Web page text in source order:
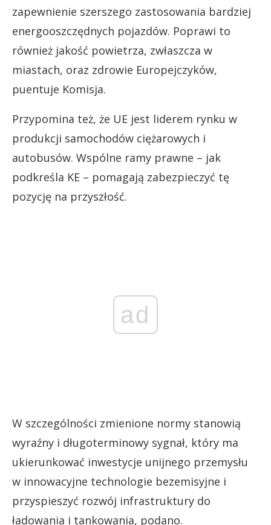
zapewnienie szerszego zastosowania bardziej
energooszczędnych pojazdów. Poprawi to
również jakość powietrza, zwłaszcza w
miastach, oraz zdrowie Europejczyków,
puentuje Komisja.
Przypomina też, że UE jest liderem rynku w
produkcji samochodów ciężarowych i
autobusów. Wspólne ramy prawne – jak
podkreśla KE – pomagają zabezpieczyć tę
pozycję na przyszłość.
ad
W szczególności zmienione normy stanowią
wyraźny i długoterminowy sygnał, który ma
ukierunkować inwestycje unijnego przemysłu
w innowacyjne technologie bezemisyjne i
przyspieszyć rozwój infrastruktury do
ładowania i tankowania, podano.